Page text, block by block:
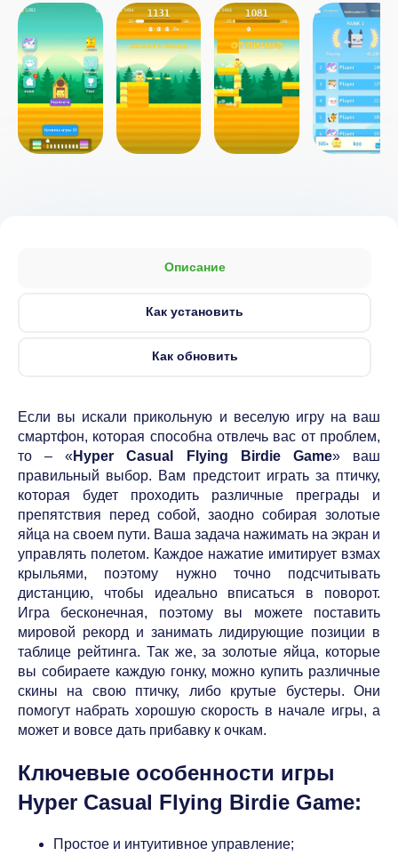
Описание
Как установить
Как обновить
Если вы искали прикольную и веселую игру на ваш
смартфон, которая способна отвлечь вас от проблем,
то – «Hyper Casual Flying Birdie Game» ваш
правильный выбор. Вам предстоит играть за птичку,
которая будет проходить различные преграды и
препятствия перед собой, заодно собирая золотые
яйца на своем пути. Ваша задача нажимать на экран и
управлять полетом. Каждое нажатие имитирует взмах
крыльями, поэтому нужно точно подсчитывать
дистанцию, чтобы идеально вписаться в поворот.
Игра бесконечная, поэтому вы можете поставить
мировой рекорд и занимать лидирующие позиции в
таблице рейтинга. Так же, за золотые яйца, которые
вы собираете каждую гонку, можно купить различные
скины на свою птичку, либо крутые бустеры. Они
помогут набрать хорошую скорость в начале игры, а
может и вовсе дать прибавку к очкам.
Ключевые особенности игры
Hyper Casual Flying Birdie Game:
Простое и интуитивное управление;